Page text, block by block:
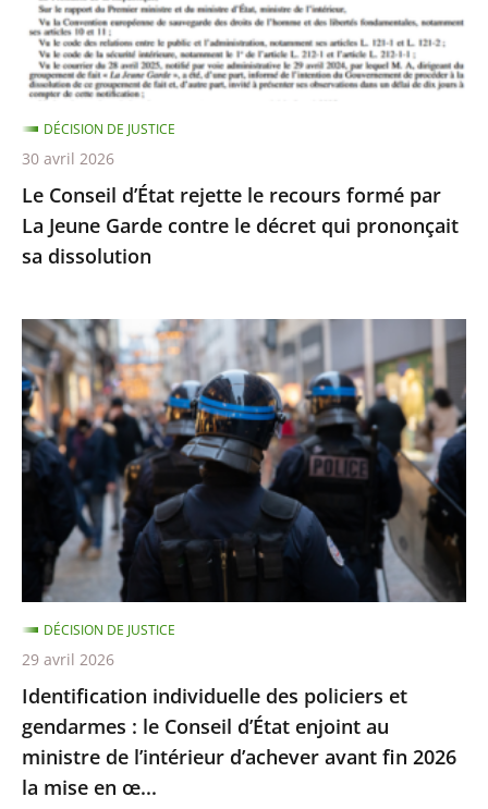
formé
par
La
Jeune
Garde
contre
le
décret
qui
sa
dissolution
Le Conseil d’État rejette le recours formé par
La Jeune Garde contre le décret qui prononçait
sa dissolution
DÉCISION DE JUSTICE
30 avril 2026
Identification
individuelle
des
policiers
et
gendarmes
Conseil
d’État
enjoint
au
ministre
de
l’intérieur
d’achever
Identification individuelle des policiers et
gendarmes : le Conseil d’État enjoint au
ministre de l’intérieur d’achever avant fin 2026
la mise en œ...
DÉCISION DE JUSTICE
29 avril 2026